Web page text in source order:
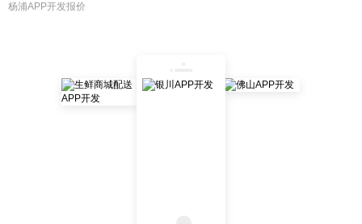
杨浦APP开发报价